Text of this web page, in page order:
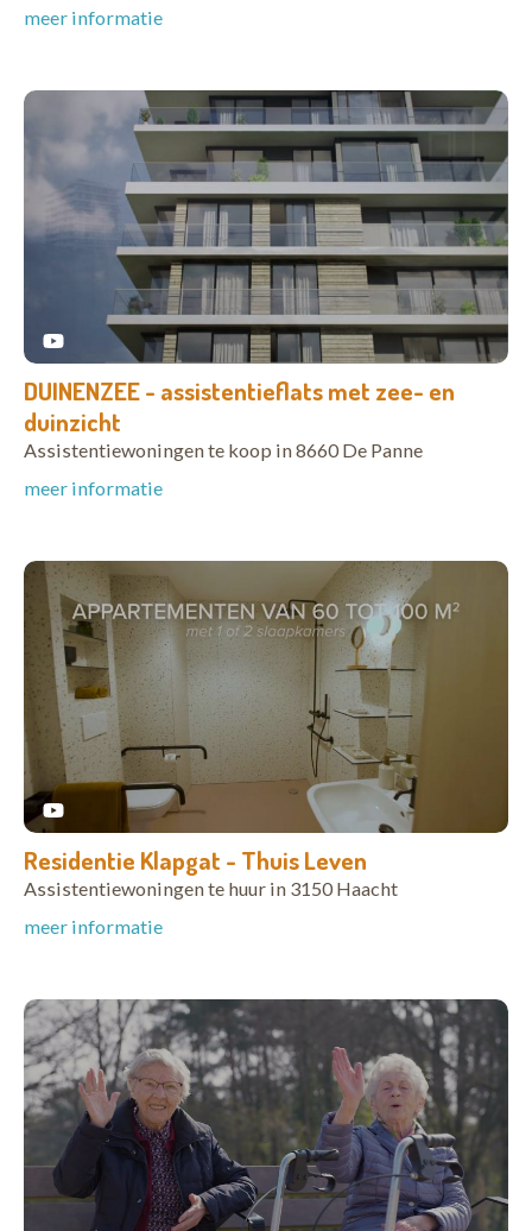
meer informatie
DUINENZEE - assistentieflats met zee- en
duinzicht
Assistentiewoningen te koop in 8660 De Panne
meer informatie
Residentie Klapgat - Thuis Leven
Assistentiewoningen te huur in 3150 Haacht
meer informatie